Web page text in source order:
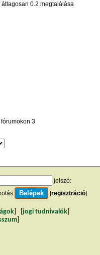
0.2 megtalálása
3
jelszó:
[regisztráció]
jogi tudnivalók
]